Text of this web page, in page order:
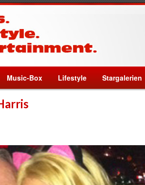
Music-Box Lifestyle Stargalerien